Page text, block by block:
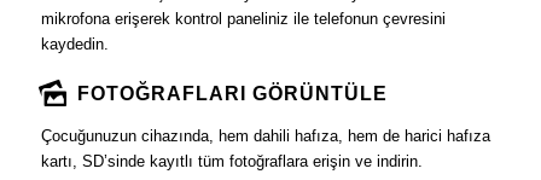
mikrofona erişerek kontrol paneliniz ile telefonun çevresini
kaydedin.
FOTOĞRAFLARI GÖRÜNTÜLE
Çocuğunuzun cihazında, hem dahili hafıza, hem de harici hafıza
kartı, SD’sinde kayıtlı tüm fotoğraflara erişin ve indirin.